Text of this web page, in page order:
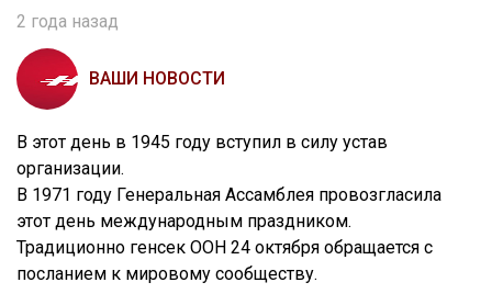
2 года назад
ВАШИ НОВОСТИ
В этот день в 1945 году вступил в силу устав
организации.
В 1971 году Генеральная Ассамблея провозгласила
этот день международным праздником.
Традиционно генсек ООН 24 октября обращается с
посланием к мировому сообществу.